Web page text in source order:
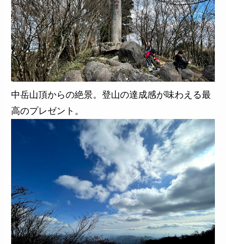
中岳山頂からの絶景。登山の達成感が味わえる最
高のプレゼント。